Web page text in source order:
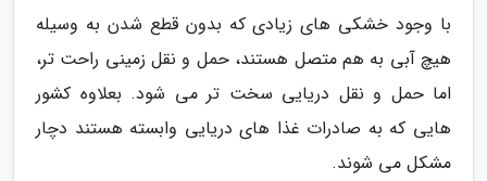
با وجود خشکی های زیادی که بدون قطع شدن به وسیله
هیچ آبی به هم متصل هستند، حمل و نقل زمینی راحت تر،
اما حمل و نقل دریایی سخت تر می شود. بعلاوه کشور
هایی که به صادرات غذا های دریایی وابسته هستند دچار
مشکل می شوند.